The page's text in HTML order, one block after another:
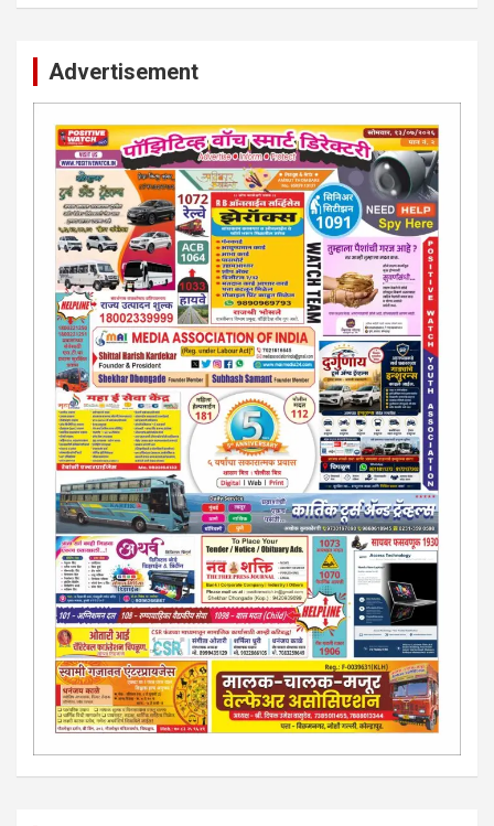
कायदेशीर सल्ला या मार्गदर्शन पाहिजे. संपर्क साधा-
परिस्थितीनुसार तुम्ही जर आर्थिक, शैक्षणिक, सामाजिक समस्या, गुन्हेगारी,
शारीरीक त्रास, फसवणूक सारख्या प्रकरणात अडकला असाल, काेर्टाची
पायरी चढला असाल तर चिंता नकाे.. आम्ही मदत करू. मार्गदर्शन करू,
कायदेशीर सल्ला देऊ. - आजच संपर्क साधा- भारत साेनुले-8888207374
या AD सतिश कुंभार -9860944728
मराठी.. इंग्रजी पेपरला जाहिरात द्यायची संपर्क साधा..
मराठी इंग्रजी दैनिकासाठी जिल्हा, राज्य आवृत्तीसाठी जाहिराती स्विकारल्या
जातील. नवशक्ती, फ्री प्रेस जर्नल साठी तुम्हीही तुमच्या नाेटीस द्या. बँक,
13/213/4 सेल्स , डिमांड नाेटीस इतरांच्यापेक्षा वाजवी दरात आम्ही आपली
जाहिरात पब्लिश करू. माेबा. 9420939699
Advertisement